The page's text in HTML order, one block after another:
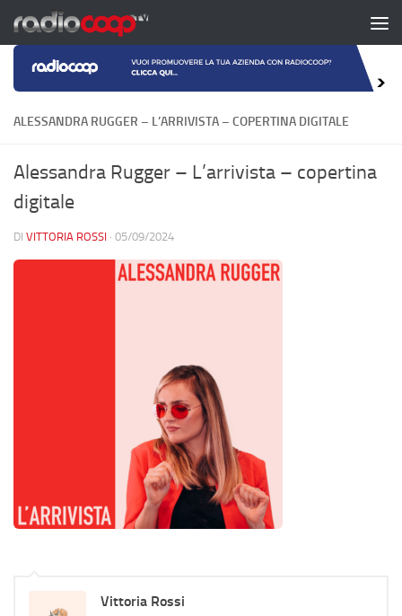
Salta al contenuto
ALESSANDRA RUGGER – L’ARRIVISTA – COPERTINA DIGITALE
Alessandra Rugger – L’arrivista – copertina
digitale
DI VITTORIA ROSSI · 05/09/2024
Vittoria Rossi